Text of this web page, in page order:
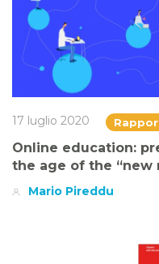
17 luglio 2020
Online education:
the age of the “new
Mario Pireddu